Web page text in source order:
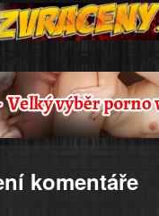
komentáře